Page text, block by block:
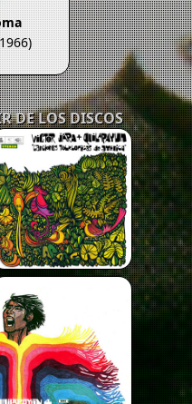
DE LOS DISCOS